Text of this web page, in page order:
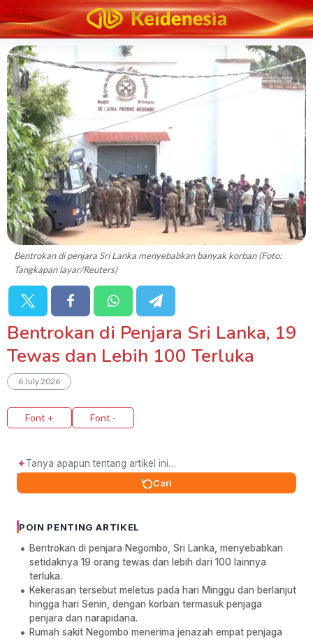
Bentrokan di penjara Sri Lanka menyebabkan banyak korban (Foto:
Tangkapan layar/Reuters)
Bentrokan di Penjara Sri Lanka, 19
Tewas dan Lebih 100 Terluka
6 July 2026
Font + Font -
✦
Cari
POIN PENTING ARTIKEL
Bentrokan di penjara Negombo, Sri Lanka, menyebabkan
setidaknya 19 orang tewas dan lebih dari 100 lainnya
terluka.
Kekerasan tersebut meletus pada hari Minggu dan berlanjut
hingga hari Senin, dengan korban termasuk penjaga
penjara dan narapidana.
Rumah sakit Negombo menerima jenazah empat penjaga